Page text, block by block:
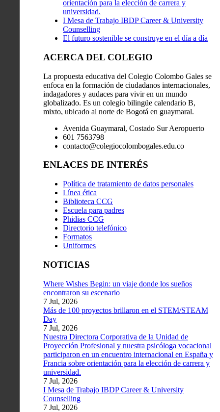
orientación para la elección de carrera y
universidad.
I Mesa de Trabajo IBDP Career & University
Counselling
El futuro sostenible se construye en el día a día
ACERCA DEL COLEGIO
La propuesta educativa del Colegio Colombo Gales se
enfoca en la formación de ciudadanos internacionales,
indagadores y audaces para vivir en un mundo
globalizado. Es un colegio bilingüe calendario B,
mixto, ubicado al norte de Bogotá en guaymaral.
Avenida Guaymaral, Costado Sur Aeropuerto
601 7563798
contacto@colegiocolombogales.edu.co
ENLACES DE INTERÉS
Política de tratamiento de datos personales
Línea ética
Biblioteca CCG
Escuela para padres
Phidias CCG
Directorio telefónico
Formatos
Uniformes
NOTICIAS
Where Wishes Begin: un viaje donde los sueños
encontraron su escenario
7 Jul, 2026
Más de 100 proyectos brillaron en el STEM/STEAM
Day
7 Jul, 2026
Nuestra Directora Corporativa de la Unidad de
Proyección Profesional y nuestra psicóloga vocacional
participaron en un encuentro internacional en España y
Francia sobre orientación para la elección de carrera y
universidad.
7 Jul, 2026
I Mesa de Trabajo IBDP Career & University
Counselling
7 Jul, 2026